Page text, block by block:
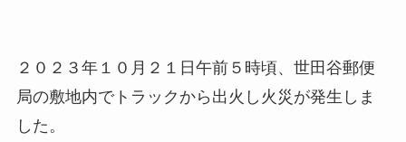
２０２３年１０月２１日午前５時頃、世田谷郵便
局の敷地内でトラックから出火し火災が発生しま
した。